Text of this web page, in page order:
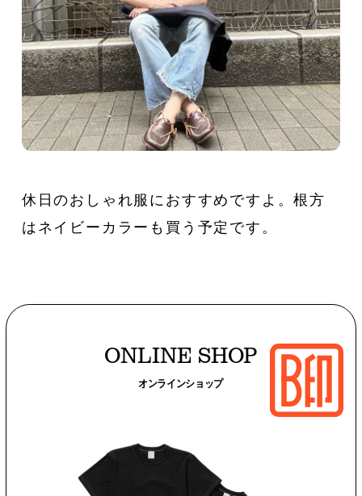
休日のおしゃれ服におすすめですよ。根方
はネイビーカラーも買う予定です。
ONLINE SHOP
オンラインショップ